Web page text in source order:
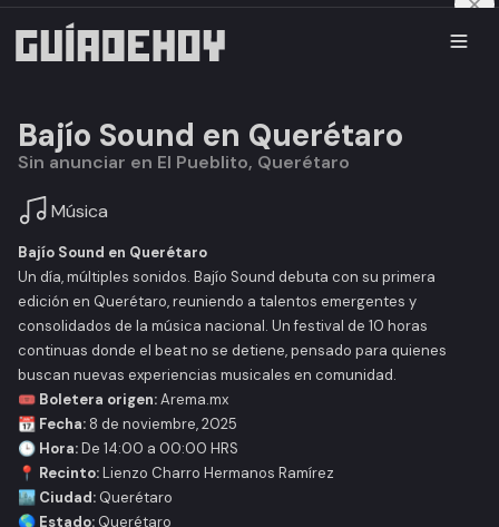
Bajío Sound en Querétaro
Sin anunciar en El Pueblito, Querétaro
Música
Bajío Sound en Querétaro
Un día, múltiples sonidos. Bajío Sound debuta con su primera
edición en Querétaro, reuniendo a talentos emergentes y
consolidados de la música nacional. Un festival de 10 horas
continuas donde el beat no se detiene, pensado para quienes
buscan nuevas experiencias musicales en comunidad.
🎟️ Boletera origen:Arema.mx
📆 Fecha: 8 de noviembre, 2025
🕒 Hora:De 14:00 a 00:00 HRS
📍 Recinto:Lienzo Charro Hermanos Ramírez
🏙️ Ciudad: Querétaro
🌎 Estado: Querétaro